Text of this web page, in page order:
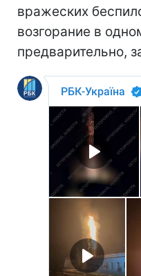
вражеских
возгорание в
предварительно,